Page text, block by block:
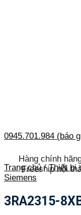
0945.701.984 (báo
Hàng chính
Freeship nội
Trang chủ / Thiết bị
Siemens
3RA2315-